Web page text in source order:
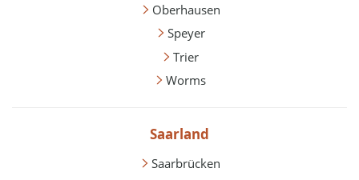
Oberhausen
Speyer
Trier
Worms
Saarland
Saarbrücken